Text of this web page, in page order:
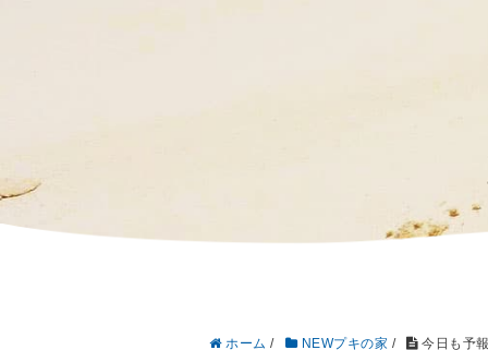
ホーム / NEWプキの家 / 今日も予